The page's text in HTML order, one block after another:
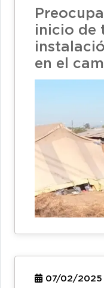
inicio de
en el
07/02/2025